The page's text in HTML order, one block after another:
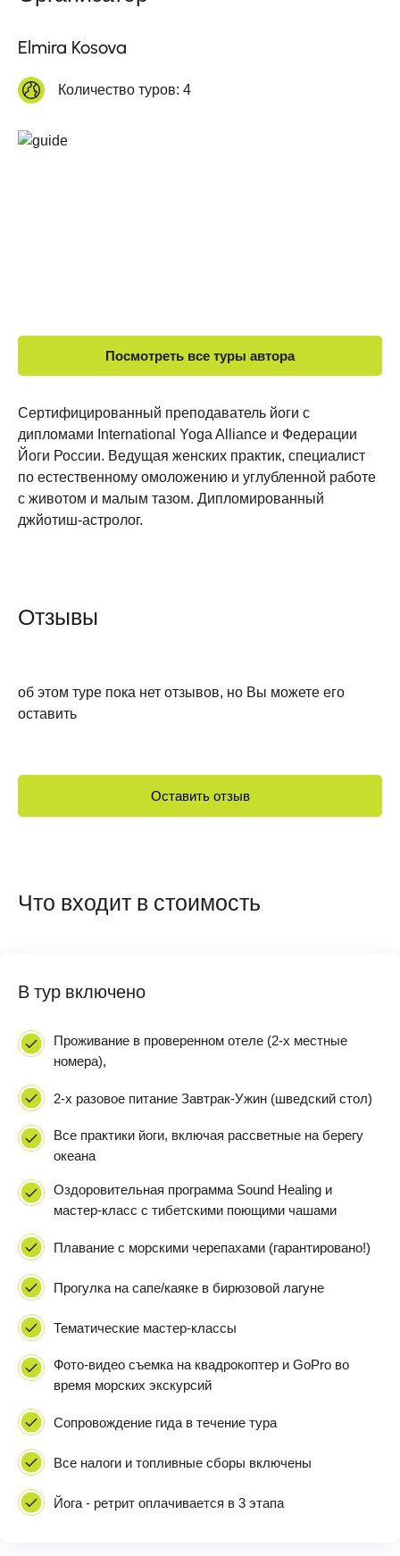
Elmira Kosova
Количество туров: 4
Сертифицированный преподаватель йоги с
дипломами International Yoga Alliance и Федерации
Йоги России. Ведущая женских практик, специалист
по естественному омоложению и углубленной работе
с животом и малым тазом. Дипломированный
джйотиш-астролог.
Посмотреть все туры автора
Отзывы
Оставить отзыв
об этом туре пока нет отзывов, но Вы можете его
оставить
Что входит в стоимость
В тур включено
Проживание в проверенном отеле (2-х местные
номера),
2-х разовое питание Завтрак-Ужин (шведский стол)
Все практики йоги, включая рассветные на берегу
океана
Оздоровительная программа Sound Healing и
мастер-класс с тибетскими поющими чашами
Плавание с морскими черепахами (гарантировано!)
Прогулка на сапе/каяке в бирюзовой лагуне
Тематические мастер-классы
Фото-видео съемка на квадрокоптер и GoPro во
время морских экскурсий
Сопровождение гида в течение тура
Все налоги и топливные сборы включены
Йога - ретрит оплачивается в 3 этапа